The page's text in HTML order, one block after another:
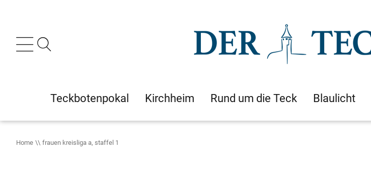
Teckbotenpokal Kirchheim Rund um die Teck Blaulicht
Home frauen kreisliga a, staffel 1